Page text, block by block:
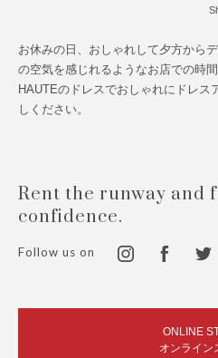
お休みの日、おしゃれして夕方から
の空気を感じれるようなお店での時
HAUTEのドレスでおしゃれにドレス
しください。
Rent the runway and
confidence.
Follow us on
ONLINE
オンライン